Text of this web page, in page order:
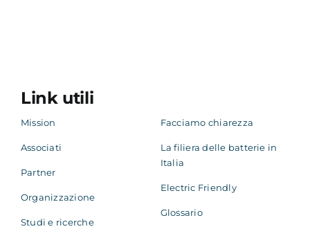
Link utili
Mission
Associati
Partner
Organizzazione
Studi e ricerche
Facciamo chiarezza
La filiera delle batterie in
Italia
Electric Friendly
Glossario